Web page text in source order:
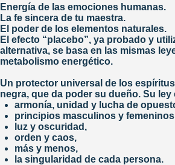
Energía de las emociones humanas.
La fe sincera de tu maestra.
El poder de los elementos naturales.
El efecto “placebo”, ya probado y
alternativa, se basa en las mismas
metabolismo energético.
Un protector universal de los
negra, que da poder su dueño. Su ley
armonía, unidad y lucha de
principios masculinos y
luz y oscuridad,
orden y caos,
más y menos,
la singularidad de cada persona.
He leido y acepto laPolítica de Privacidad
ENVIAR